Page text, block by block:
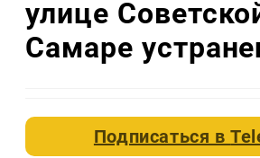
улице
Самаре
Подписаться в